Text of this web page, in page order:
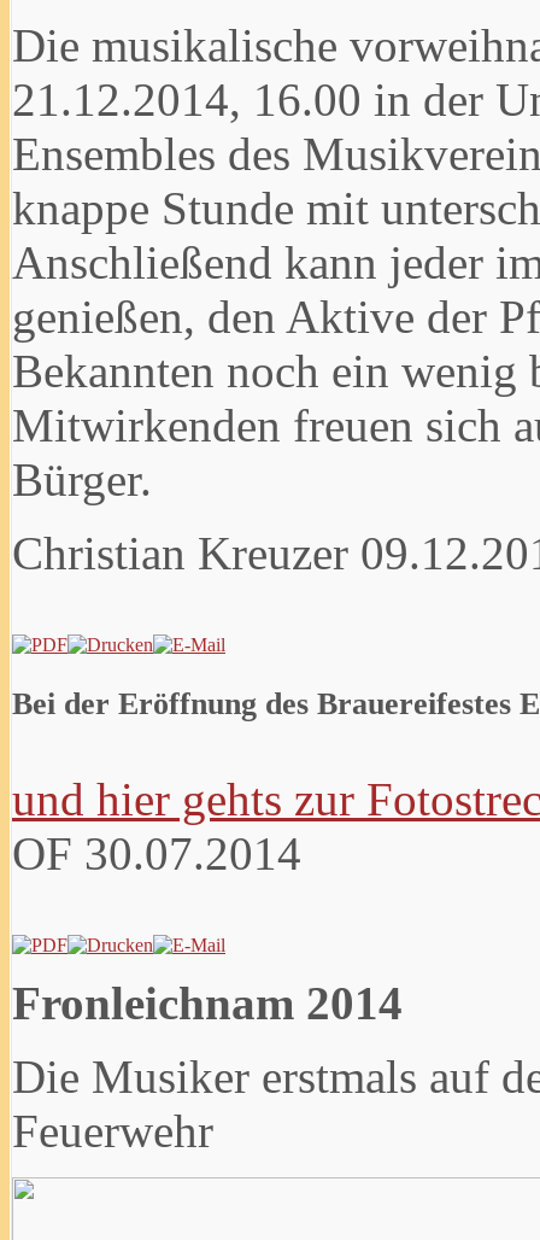
Die musikalische
21.12.2014, 16.00 in der
Ensembles des
knappe Stunde mit
Anschließend kann jeder
genießen, den Aktive der
Bekannten noch ein wenig
Mitwirkenden freuen sich
Bürger.
Christian Kreuzer
Bei der Eröffnung des Brauereifestes
und hier gehts zur
OF 30.07.2014
Fronleichnam 2014
Die Musiker erstmals auf
Feuerwehr